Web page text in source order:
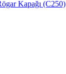
Kapağı (C250)